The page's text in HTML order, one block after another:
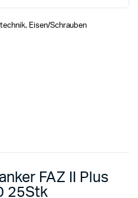
, Eisen/Schrauben
FAZ II Plus
25Stk